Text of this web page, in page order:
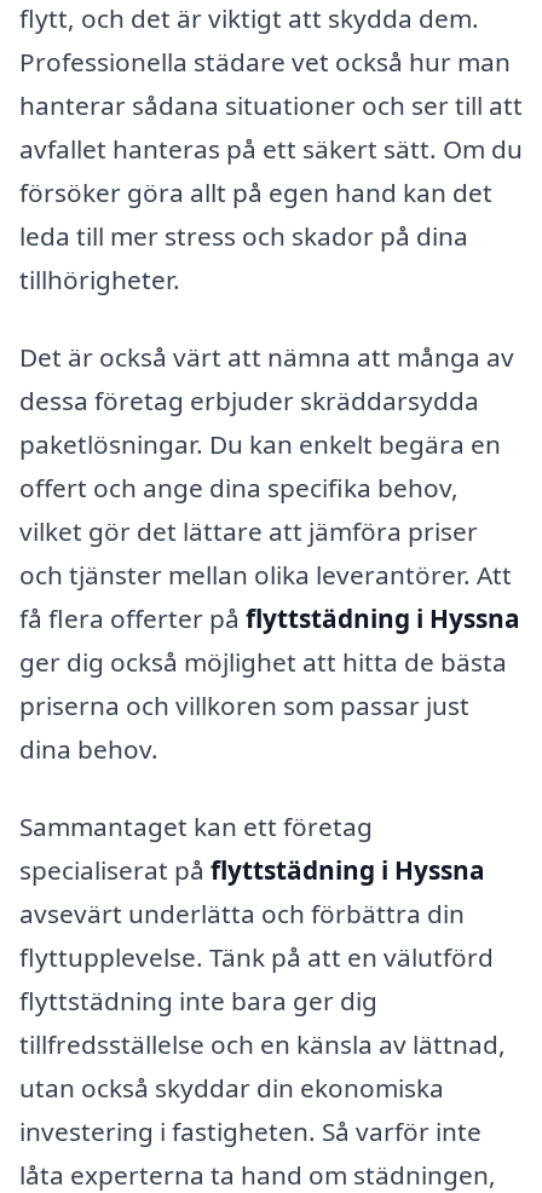
flytt, och det är viktigt att skydda dem.
Professionella städare vet också hur man
hanterar sådana situationer och ser till att
avfallet hanteras på ett säkert sätt. Om du
försöker göra allt på egen hand kan det
leda till mer stress och skador på dina
tillhörigheter.
Det är också värt att nämna att många av
dessa företag erbjuder skräddarsydda
paketlösningar. Du kan enkelt begära en
offert och ange dina specifika behov,
vilket gör det lättare att jämföra priser
och tjänster mellan olika leverantörer. Att
få flera offerter på flyttstädning i Hyssna
ger dig också möjlighet att hitta de bästa
priserna och villkoren som passar just
dina behov.
Sammantaget kan ett företag
specialiserat på flyttstädning i Hyssna
avsevärt underlätta och förbättra din
flyttupplevelse. Tänk på att en välutförd
flyttstädning inte bara ger dig
tillfredsställelse och en känsla av lättnad,
utan också skyddar din ekonomiska
investering i fastigheten. Så varför inte
låta experterna ta hand om städningen,